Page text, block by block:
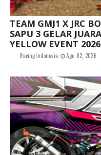
TEAM GMJ1 X JRC
SAPU 3 GELAR
YELLOW EVENT 2026
Racing Indonesia Agu 02, 2026